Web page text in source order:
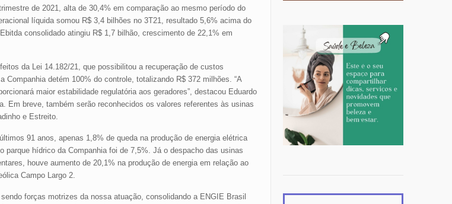
de 2021, alta de 30,4% em comparação ao mesmo período do
líquida somou R$ 3,4 bilhões no 3T21, resultado 5,6% acima do
consolidado atingiu R$ 1,7 bilhão, crescimento de 22,1% em
da Lei 14.182/21, que possibilitou a recuperação de custos
detém 100% do controle, totalizando R$ 372 milhões. “A
maior estabilidade regulatória aos geradores”, destacou Eduardo
Em breve, também serão reconhecidos os valores referentes às usinas
e Estreito.
91 anos, apenas 1,8% de queda na produção de energia elétrica
parque hídrico da Companhia foi de 7,5%. Já o despacho das usinas
houve aumento de 20,1% na produção de energia em relação ao
Campo Largo 2.
forças motrizes da nossa atuação, consolidando a ENGIE Brasil